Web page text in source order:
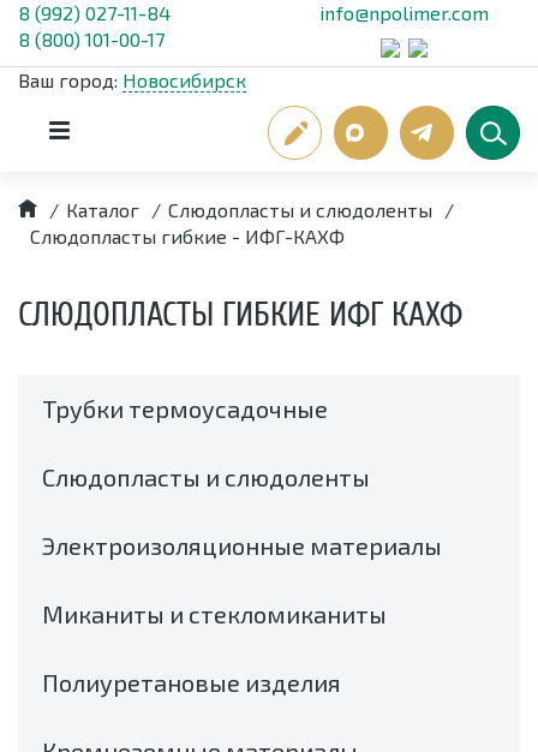
8 (992) 027-11-84
8 (800) 101-00-17
info@npolimer.com
Ваш город: Новосибирск
/ Каталог / Слюдопласты и слюдоленты
/
Слюдопласты гибкие - ИФГ-КАХФ
СЛЮДОПЛАСТЫ ГИБКИЕ ИФГ КАХФ
Трубки термоусадочные
Слюдопласты и слюдоленты
Электроизоляционные материалы
Миканиты и стекломиканиты
Полиуретановые изделия